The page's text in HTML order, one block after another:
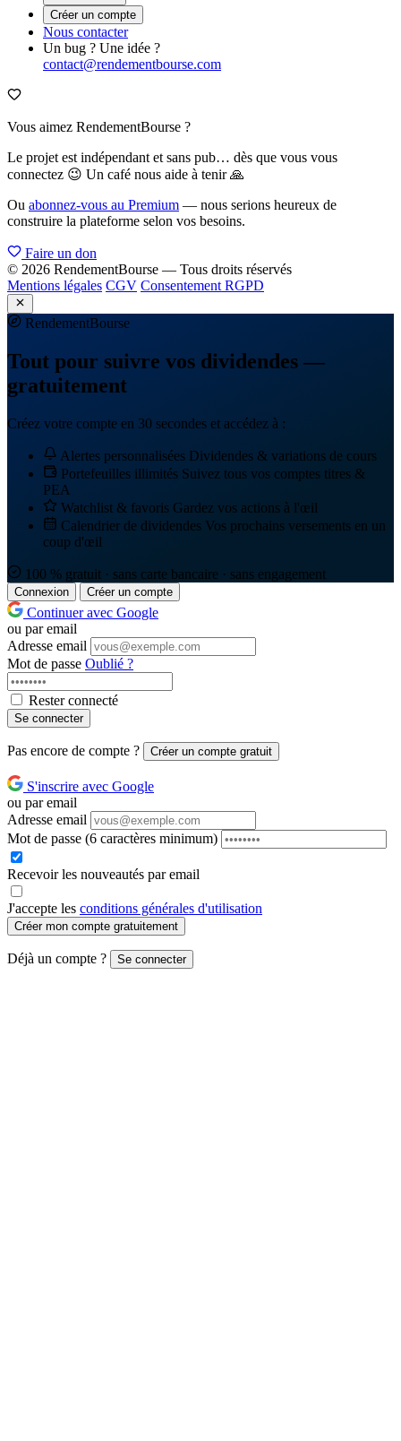
Créer un compte
Nous contacter
Un bug ? Une idée ?
contact@rendementbourse.com
Vous aimez RendementBourse ?
Le projet est indépendant et sans pub… dès que vous vous
connectez 😉 Un café nous aide à tenir 🙏
Ou abonnez-vous au Premium — nous serions heureux de
construire la plateforme selon vos besoins.
Faire un don
© 2026 RendementBourse — Tous droits réservés
Mentions légales CGV Consentement RGPD
RendementBourse
Tout pour suivre vos dividendes —
gratuitement
Créez votre compte en 30 secondes et accédez à :
Alertes personnalisées Dividendes & variations de cours
Portefeuilles illimités Suivez tous vos comptes titres &
PEA
Watchlist & favoris Gardez vos actions à l'œil
Calendrier de dividendes Vos prochains versements en un
coup d'œil
100 % gratuit · sans carte bancaire · sans engagement
Connexion Créer un compte
Continuer avec Google
ou par email
Adresse email
Mot de passe Oublié ?
Rester connecté
Se connecter
Pas encore de compte ? Créer un compte gratuit
S'inscrire avec Google
ou par email
Adresse email
Mot de passe (6 caractères minimum)
Recevoir les nouveautés par email
J'accepte les conditions générales d'utilisation
Créer mon compte gratuitement
Déjà un compte ? Se connecter